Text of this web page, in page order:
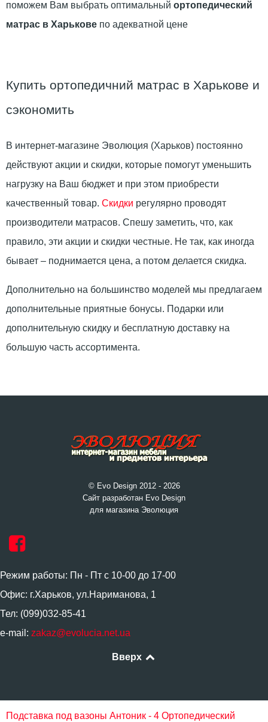
поможем Вам выбрать оптимальный ортопедический
матрас в Харькове по адекватной цене
Купить ортопедичний матрас в Харькове и
сэкономить
В интернет-магазине Эволюция (Харьков) постоянно
действуют акции и скидки, которые помогут уменьшить
нагрузку на Ваш бюджет и при этом приобрести
качественный товар. Скидки регулярно проводят
производители матрасов. Спешу заметить, что, как
правило, эти акции и скидки честные. Не так, как иногда
бывает – поднимается цена, а потом делается скидка.
Дополнительно на большинство моделей мы предлагаем
дополнительные приятные бонусы. Подарки или
дополнительную скидку и бесплатную доставку на
большую часть ассортимента.
© Evo Design 2012 - 2026
Сайт разработан Evo Design
для магазина Эволюция
Режим работы: Пн - Пт с 10-00 до 17-00
Офис: г.Харьков, ул.Нариманова, 1
Тел: (099)032-85-41
e-mail: zakaz@evolucia.net.ua
Вверх
Подставка под вазоны Антоник - 4 Ортопедический